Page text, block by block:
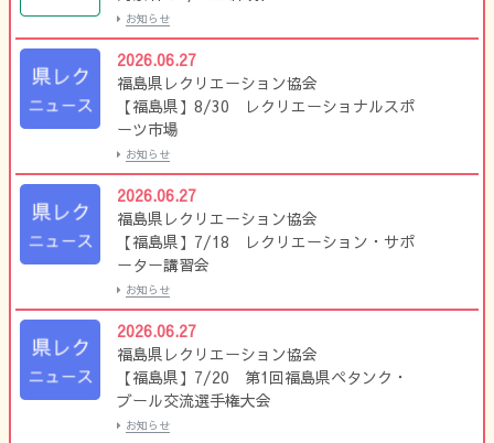
お知らせ
2026.06.27
福島県レクリエーション協会
【福島県】8/30 レクリエーショナルスポ
ーツ市場
お知らせ
2026.06.27
福島県レクリエーション協会
【福島県】7/18 レクリエーション・サポ
ーター講習会
お知らせ
2026.06.27
福島県レクリエーション協会
【福島県】7/20 第1回福島県ペタンク・
ブール交流選手権大会
お知らせ